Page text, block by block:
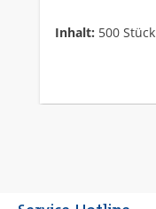
Inhalt: 500 Stück